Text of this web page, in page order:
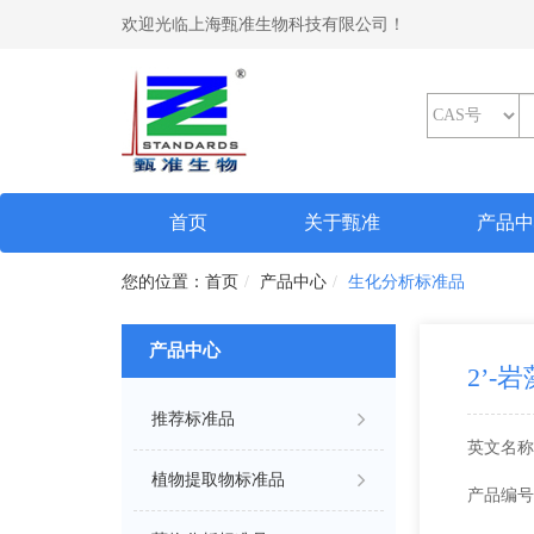
欢迎光临上海甄准生物科技有限公司！
首页(current) 关于甄准 产品
首页 产品中心 生化分析标准品
产品中心
推荐标准品
植物提取物标准品
2’-
英文名
产品编